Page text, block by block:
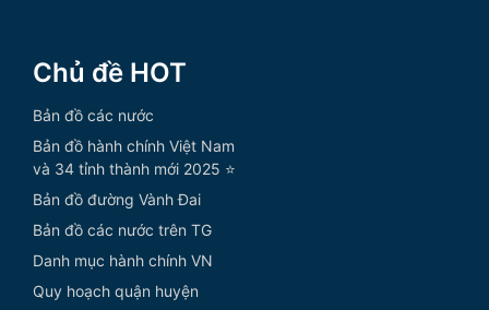
Chủ đề HOT
Bản đồ các nước
Bản đồ hành chính Việt Nam
và 34 tỉnh thành mới 2025 ⭐
Bản đồ đường Vành Đai
Bản đồ các nước trên TG
Danh mục hành chính VN
Quy hoạch quận huyện